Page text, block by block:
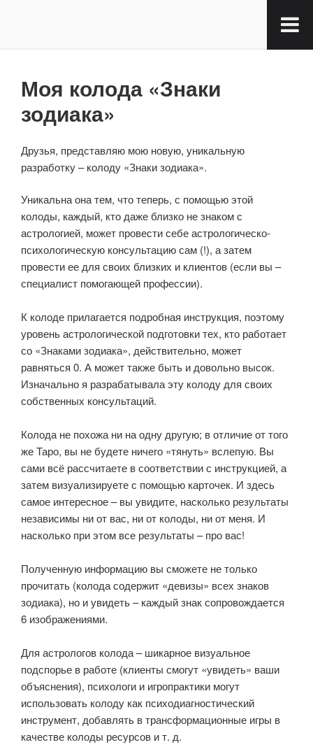
Моя колода «Знаки
зодиака»
Друзья, представляю мою новую, уникальную
разработку – колоду «Знаки зодиака».
Уникальна она тем, что теперь, с помощью этой
колоды, каждый, кто даже близко не знаком с
астрологией, может провести себе астрологическо-
психологическую консультацию сам (!), а затем
провести ее для своих близких и клиентов (если вы –
специалист помогающей профессии).
К колоде прилагается подробная инструкция, поэтому
уровень астрологической подготовки тех, кто работает
со «Знаками зодиака», действительно, может
равняться 0. А может также быть и довольно высок.
Изначально я разрабатывала эту колоду для своих
собственных консультаций.
Колода не похожа ни на одну другую; в отличие от того
же Таро, вы не будете ничего «тянуть» вслепую. Вы
сами всё рассчитаете в соответствии с инструкцией, а
затем визуализируете с помощью карточек. И здесь
самое интересное – вы увидите, насколько результаты
независимы ни от вас, ни от колоды, ни от меня. И
насколько при этом все результаты – про вас!
Полученную информацию вы сможете не только
прочитать (колода содержит «девизы» всех знаков
зодиака), но и увидеть – каждый знак сопровождается
6 изображениями.
Для астрологов колода – шикарное визуальное
подспорье в работе (клиенты смогут «увидеть» ваши
объяснения), психологи и игропрактики могут
использовать колоду как психодиагностический
инструмент, добавлять в трансформационные игры в
качестве колоды ресурсов и т. д.